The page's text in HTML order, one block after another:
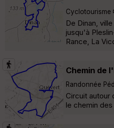
Cyclotourisme
De Dinan,
jusqu'à
Rance, La
Chemin de
Randonnée
Circuit autour
le chemin